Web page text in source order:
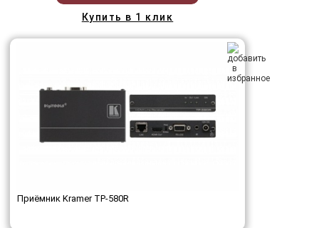
Купить в 1 клик
Приёмник Kramer TP-580R